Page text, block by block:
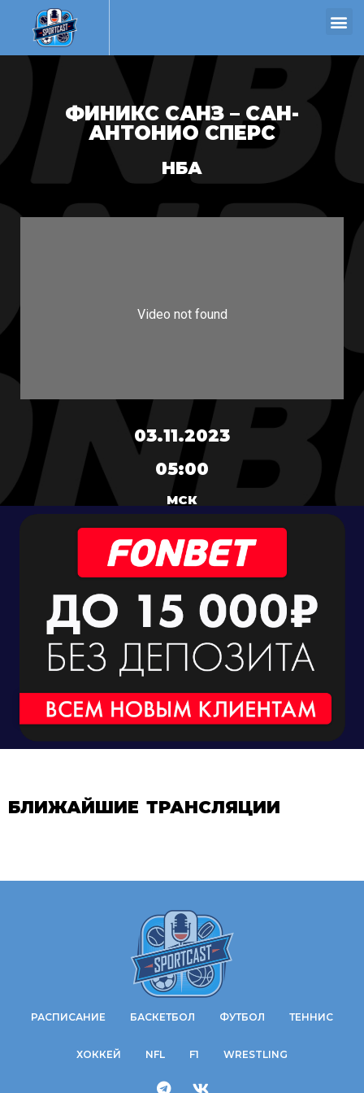
ФИНИКС САНЗ – САН-
АНТОНИО СПЕРС
НБА
03.11.2023
05:00
МСК
БЛИЖАЙШИЕ ТРАНСЛЯЦИИ
РАСПИСАНИЕ БАСКЕТБОЛ ФУТБОЛ ТЕННИС
ХОККЕЙ NFL F1 WRESTLING